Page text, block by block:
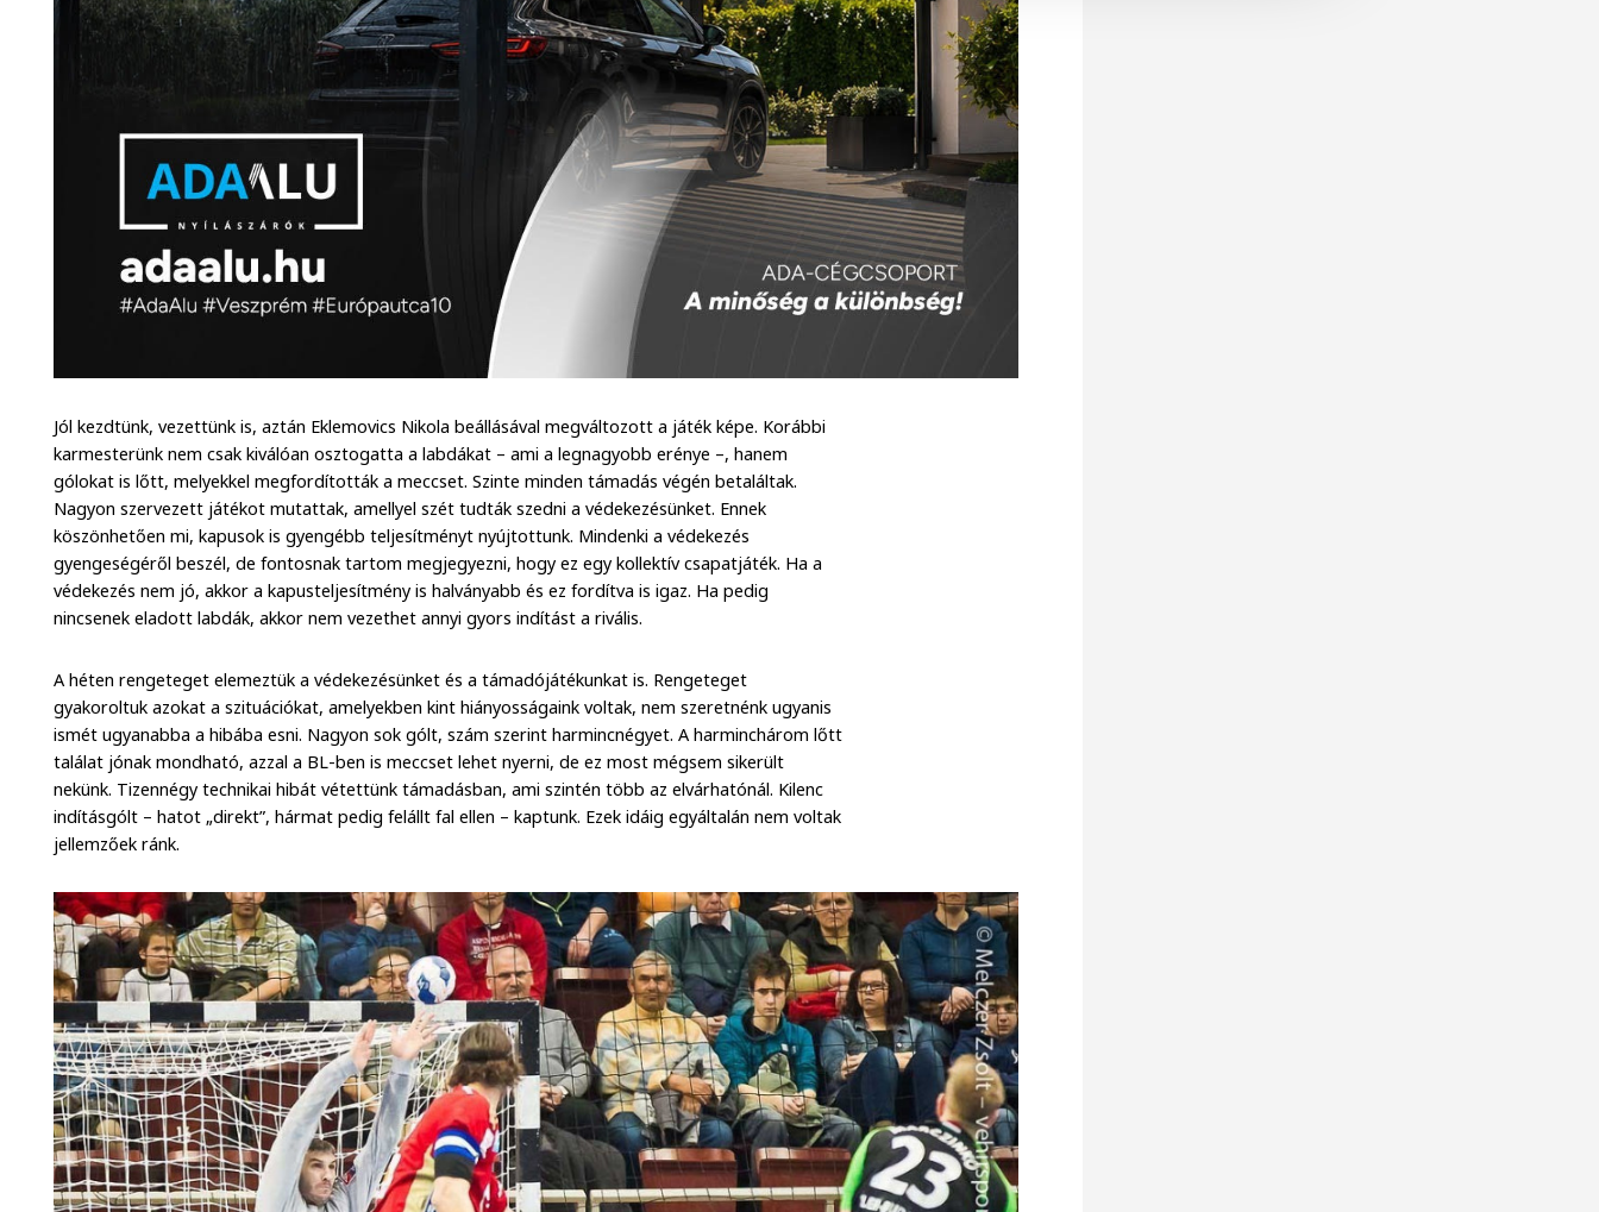
Jól kezdtünk, vezettünk is, aztán Eklemovics Nikola beállásával megváltozott a játék képe. Korábbi
karmesterünk nem csak kiválóan osztogatta a labdákat – ami a legnagyobb erénye –, hanem
gólokat is lőtt, melyekkel megfordították a meccset. Szinte minden támadás végén betaláltak.
Nagyon szervezett játékot mutattak, amellyel szét tudták szedni a védekezésünket. Ennek
köszönhetően mi, kapusok is gyengébb teljesítményt nyújtottunk. Mindenki a védekezés
gyengeségéről beszél, de fontosnak tartom megjegyezni, hogy ez egy kollektív csapatjáték. Ha a
védekezés nem jó, akkor a kapusteljesítmény is halványabb és ez fordítva is igaz. Ha pedig
nincsenek eladott labdák, akkor nem vezethet annyi gyors indítást a rivális.
A héten rengeteget elemeztük a védekezésünket és a támadójátékunkat is. Rengeteget
gyakoroltuk azokat a szituációkat, amelyekben kint hiányosságaink voltak, nem szeretnénk ugyanis
ismét ugyanabba a hibába esni. Nagyon sok gólt, szám szerint harmincnégyet. A harminchárom lőtt
találat jónak mondható, azzal a BL-ben is meccset lehet nyerni, de ez most mégsem sikerült
nekünk. Tizennégy technikai hibát vétettünk támadásban, ami szintén több az elvárhatónál. Kilenc
indításgólt – hatot „direkt”, hármat pedig felállt fal ellen – kaptunk. Ezek idáig egyáltalán nem voltak
jellemzőek ránk.